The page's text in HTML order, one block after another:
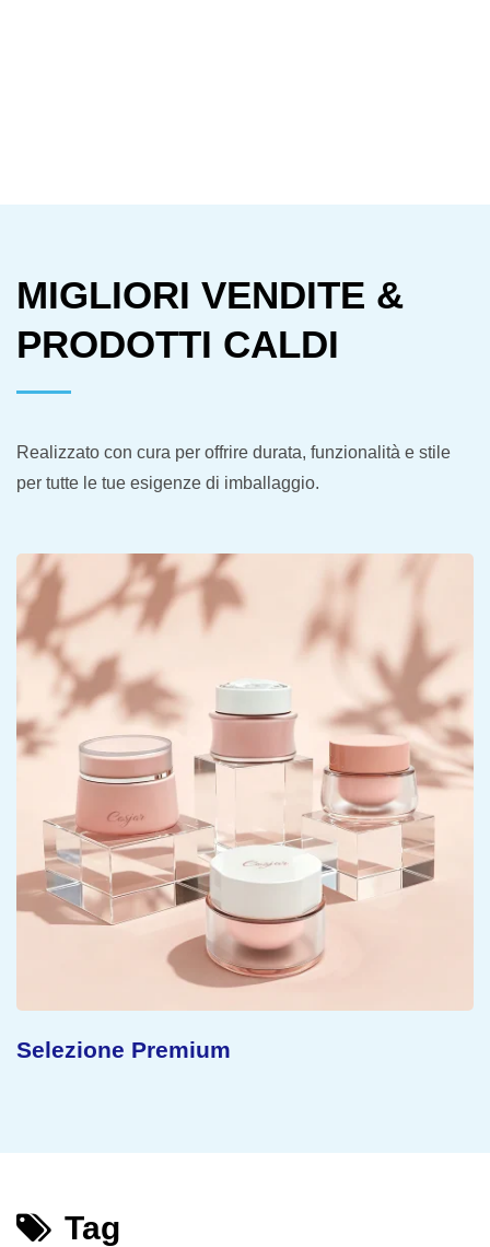
MIGLIORI VENDITE &
PRODOTTI CALDI
Realizzato con cura per offrire durata, funzionalità e stile
per tutte le tue esigenze di imballaggio.
Selezione Premium
Tag